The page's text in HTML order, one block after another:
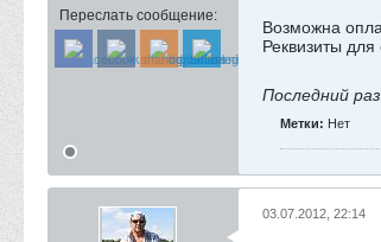
Переслать сообщение:
Возможна
Реквизиты
Последний
Метки: Нет
03.07.2012, 22:14